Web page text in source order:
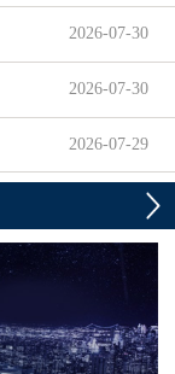
2026-07-30
2026-07-30
2026-07-29